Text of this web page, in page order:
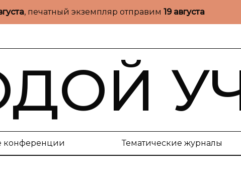
, печатный экземпляр отправим 19 августа
конференции Тематические журналы